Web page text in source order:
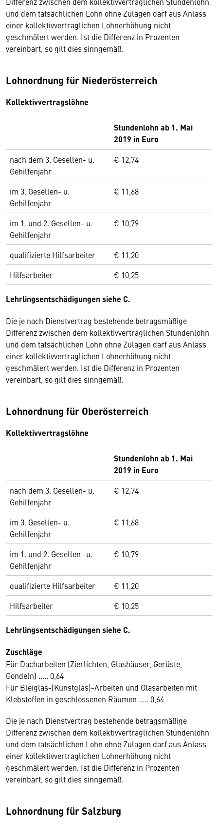
und dem tatsächlichen Lohn ohne Zulagen darf aus Anlass
einer kollektivvertraglichen Lohnerhöhung nicht
geschmälert werden. Ist die Differenz in Prozenten
vereinbart, so gilt dies sinngemäß.
Lohnordnung für Niederösterreich
Kollektivvertragslöhne
Stundenlohn ab 1. Mai
2019 in Euro
nach dem 3. Gesellen- u.
Gehilfenjahr
€ 12,74
im 3. Gesellen- u.
Gehilfenjahr
€ 11,68
im 1. und 2. Gesellen- u.
Gehilfenjahr
€ 10,79
qualifizierte Hilfsarbeiter
€ 11,20
Hilfsarbeiter
€ 10,25
Lehrlingsentschädigungen siehe C.
Die je nach Dienstvertrag bestehende betragsmäßige
Differenz zwischen dem kollektivvertraglichen Stundenlohn
und dem tatsächlichen Lohn ohne Zulagen darf aus Anlass
einer kollektivvertraglichen Lohnerhöhung nicht
geschmälert werden. Ist die Differenz in Prozenten
vereinbart, so gilt dies sinngemäß.
Lohnordnung für Oberösterreich
Kollektivvertragslöhne
Stundenlohn ab 1. Mai
2019 in Euro
nach dem 3. Gesellen- u.
Gehilfenjahr
€ 12,74
im 3. Gesellen- u.
Gehilfenjahr
€ 11,68
im 1. und 2. Gesellen- u.
Gehilfenjahr
€ 10,79
qualifizierte Hilfsarbeiter
€ 11,20
Hilfsarbeiter
€ 10,25
Lehrlingsentschädigungen siehe C.
Zuschläge
Für Dacharbeiten (Zierlichten, Glashäuser, Gerüste,
Gondeln) ..... 0,64
Für Bleiglas-(Kunstglas)-Arbeiten und Glasarbeiten mit
Klebstoffen in geschlossenen Räumen ..... 0,64
Die je nach Dienstvertrag bestehende betragsmäßige
Differenz zwischen dem kollektivvertraglichen Stundenlohn
und dem tatsächlichen Lohn ohne Zulagen darf aus Anlass
einer kollektivvertraglichen Lohnerhöhung nicht
geschmälert werden. Ist die Differenz in Prozenten
vereinbart, so gilt dies sinngemäß.
Lohnordnung für Salzburg